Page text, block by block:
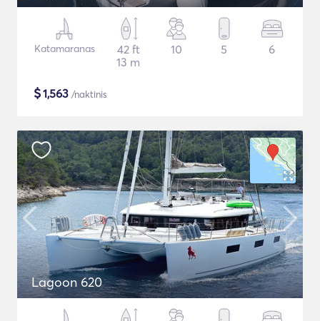
Katamaranas
42 ft
13 m
10 5 6
$1,563 /naktinis
Lagoon 620